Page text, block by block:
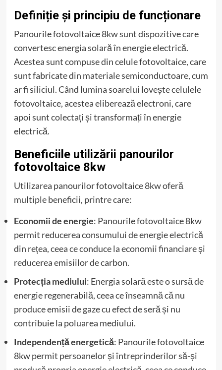
Definiție și principiu de funcționare
Panourile fotovoltaice 8kw sunt dispozitive care
convertesc energia solară în energie electrică.
Acestea sunt compuse din celule fotovoltaice, care
sunt fabricate din materiale semiconductoare, cum
ar fi siliciul. Când lumina soarelui lovește celulele
fotovoltaice, acestea eliberează electroni, care
apoi sunt colectați și transformați în energie
electrică.
Beneficiile utilizării panourilor
fotovoltaice 8kw
Utilizarea panourilor fotovoltaice 8kw oferă
multiple beneficii, printre care:
Economii de energie: Panourile fotovoltaice 8kw
permit reducerea consumului de energie electrică
din rețea, ceea ce conduce la economii financiare și
reducerea emisiilor de carbon.
Protecția mediului: Energia solară este o sursă de
energie regenerabilă, ceea ce înseamnă că nu
produce emisii de gaze cu efect de seră și nu
contribuie la poluarea mediului.
Independență energetică: Panourile fotovoltaice
8kw permit persoanelor și întreprinderilor să-și